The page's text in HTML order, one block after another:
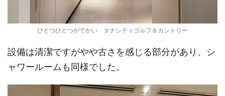
ひとつひとつがでかい タナシティゴルフ＆カントリー
設備は清潔ですがやや古さを感じる部分があり、シ
ャワールームも同様でした。